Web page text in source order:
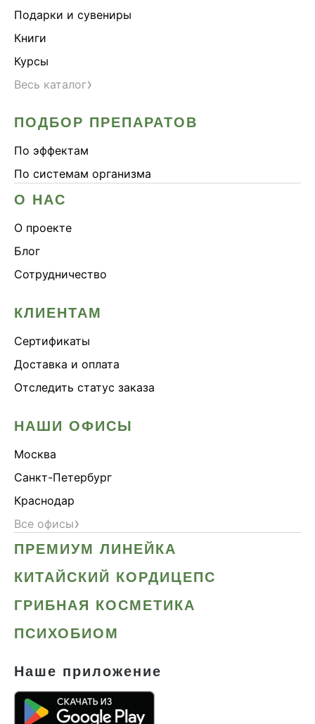
Подарки и сувениры
Книги
Курсы
Весь каталог›
ПОДБОР ПРЕПАРАТОВ
По эффектам
По системам организма
О НАС
О проекте
Блог
Сотрудничество
КЛИЕНТАМ
Сертификаты
Доставка и оплата
Отследить статус заказа
НАШИ ОФИСЫ
Москва
Санкт-Петербург
Краснодар
Все офисы›
ПРЕМИУМ ЛИНЕЙКА
КИТАЙСКИЙ КОРДИЦЕПС
ГРИБНАЯ КОСМЕТИКА
ПСИХОБИОМ
Наше приложение